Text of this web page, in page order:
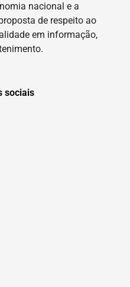
nacional e a
de respeito ao
em informação,
sociais